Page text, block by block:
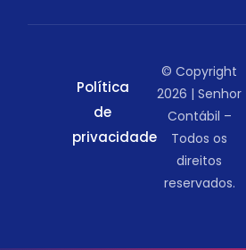
Política
de
privacidade
© Copyright
2026 | Senhor
Contábil –
Todos os
direitos
reservados.